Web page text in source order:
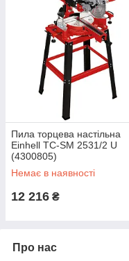
Пила торцева настільна
Einhell TC-SM 2531/2 U
(4300805)
Немає в наявності
12 216 ₴
Про нас